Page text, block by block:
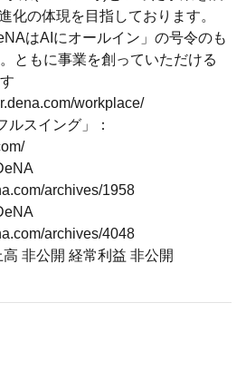
化の体現を目指しております。
はAIにオールイン」の号令のも
ともに事業を創っていただける
workplace/
ルスイング」：
archives/1958
archives/4048
非公開 経常利益 非公開